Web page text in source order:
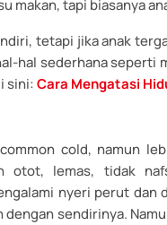
makan, tapi biasanya
tetapi jika anak
hal sederhana seperti
sini:Cara Mengatasi
cold, namun
otot, lemas, tidak
nyeri perut dan
sendirinya.